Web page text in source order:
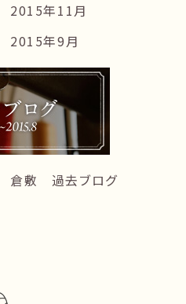
2015年11月
2015年9月
倉敷 過去ブログ